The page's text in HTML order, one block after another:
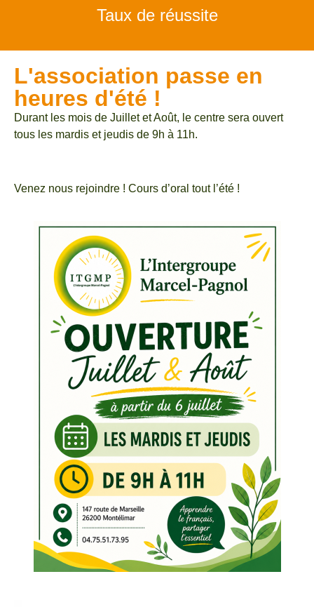
Taux de réussite
L'association passe en
heures d'été !
Durant les mois de Juillet et Août, le centre sera ouvert
tous les mardis et jeudis de 9h à 11h.
Venez nous rejoindre ! Cours d’oral tout l’été !